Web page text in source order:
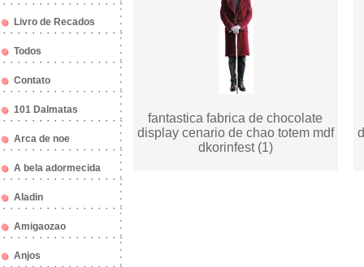
Livro de Recados
Todos
Contato
101 Dalmatas
Arca de noe
A bela adormecida
Aladin
Amigaozao
Anjos
fantastica fabrica de chocolate
display cenario de chao totem mdf
dkorinfest (1)